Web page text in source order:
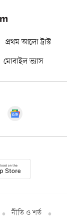
প্রথম আলো ট্রাস্ট
মোবাইল ভ্যাস
নীতি ও শর্ত